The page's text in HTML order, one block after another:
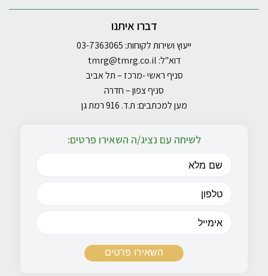
דברו איתנו
ייעוץ ושירות לקוחות: 03-7363065
דוא"ל: tmrg@tmrg.co.il
סניף ראשי -מרכז – תל אביב
סניף צפון – חדרה
מען למכתבים: ת.ד. 916 רמת גן
לשיחה עם נציג/ה השאירו פרטים: